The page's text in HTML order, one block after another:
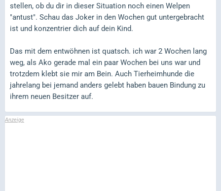
stellen, ob du dir in dieser Situation noch einen Welpen
"antust". Schau das Joker in den Wochen gut untergebracht
ist und konzentrier dich auf dein Kind.
Das mit dem entwöhnen ist quatsch. ich war 2 Wochen lang
weg, als Ako gerade mal ein paar Wochen bei uns war und
trotzdem klebt sie mir am Bein. Auch Tierheimhunde die
jahrelang bei jemand anders gelebt haben bauen Bindung zu
ihrem neuen Besitzer auf.